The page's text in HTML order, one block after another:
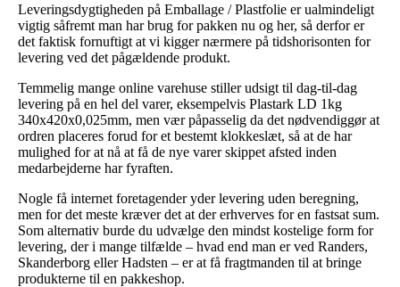
Leveringsdygtigheden på Emballage / Plastfolie er ualmindeligt
vigtig såfremt man har brug for pakken nu og her, så derfor er
det faktisk fornuftigt at vi kigger nærmere på tidshorisonten for
levering ved det pågældende produkt.
Temmelig mange online varehuse stiller udsigt til dag-til-dag
levering på en hel del varer, eksempelvis Plastark LD 1kg
340x420x0,025mm, men vær påpasselig da det nødvendiggør at
ordren placeres forud for et bestemt klokkeslæt, så at de har
mulighed for at nå at få de nye varer skippet afsted inden
medarbejderne har fyraften.
Nogle få internet foretagender yder levering uden beregning,
men for det meste kræver det at der erhverves for en fastsat sum.
Som alternativ burde du udvælge den mindst kostelige form for
levering, der i mange tilfælde – hvad end man er ved Randers,
Skanderborg eller Hadsten – er at få fragtmanden til at bringe
produkterne til en pakkeshop.